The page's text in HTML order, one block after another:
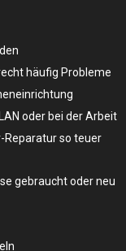
häufig Probleme
oder bei der Arbeit
Reparatur so teuer
gebraucht oder neu